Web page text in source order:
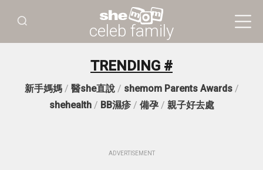
celeb family
TRENDING #
新手媽媽/ 醫she直說/ shemom Parents Awards/
shehealth/ BB濕疹/ 備孕/ 親子好去處
ADVERTISEMENT